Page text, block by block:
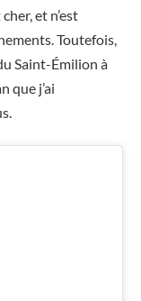
et n’est
Toutefois,
Saint-Émilion à
que j’ai